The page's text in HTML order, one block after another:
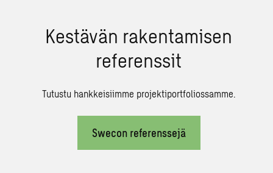
Kestävän rakentamisen
referenssit
Tutustu hankkeisiimme projektiportfoliossamme.
Swecon referenssejä